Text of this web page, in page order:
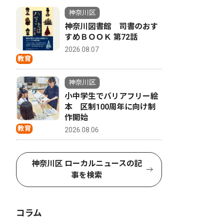
教育
神奈川区
神奈川図書館 司書のおす
すめＢＯＯＫ 第72話
2026.08.07
教育
神奈川区
小中学生でバリアフリー絵
本 区制100周年に向け制
作開始
2026.08.06
神奈川区 ローカルニュースの記
事を検索
コラム